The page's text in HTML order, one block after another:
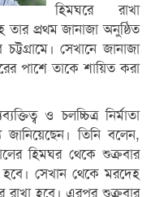
হিমঘরে রাখা
প্রথম জানাজা অনুষ্ঠিত
সেখানে জানাজা
পাশে তাকে শায়িত করা
ও চলচ্চিত্র নির্মাতা
তিনি বলেন,
হিমঘর থেকে শুক্রবার
সেখান থেকে মরদেহ
রাখা হবে। এরপর শুক্রবার